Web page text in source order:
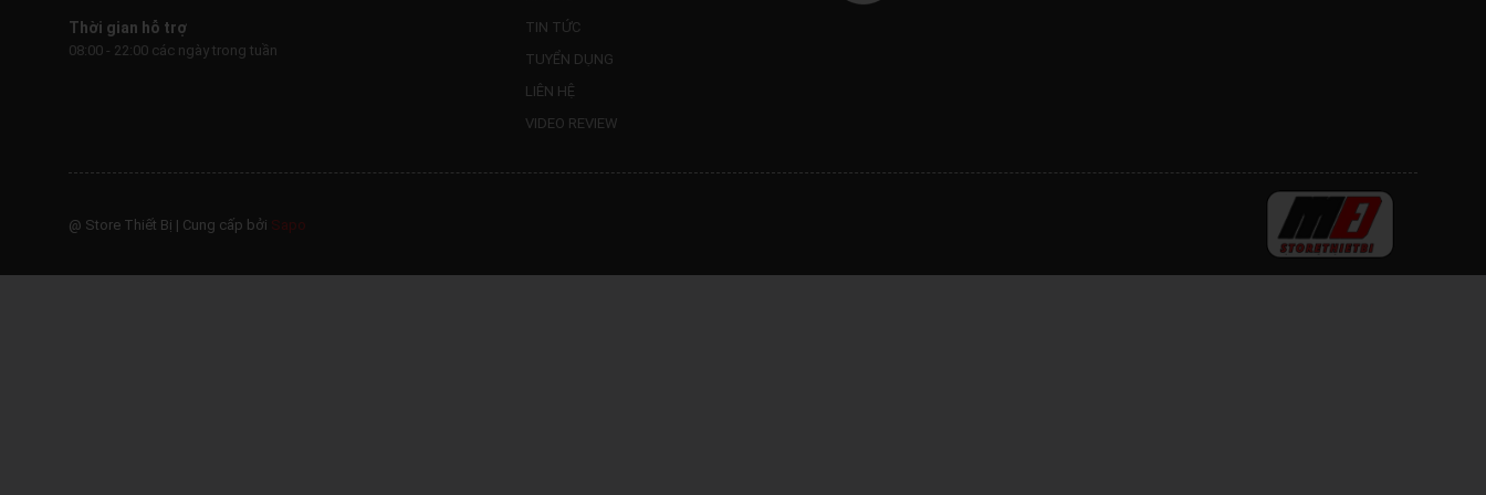
Thời gian hỗ trợ
08:00 - 22:00 các ngày trong tuần
TIN TỨC
TUYỂN DỤNG
LIÊN HỆ
VIDEO REVIEW
@ Store Thiết Bị | Cung cấp bởi Sapo